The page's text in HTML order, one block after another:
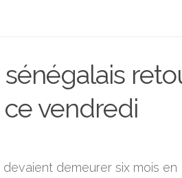
vendredi
demeurer six mois en